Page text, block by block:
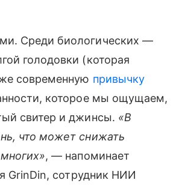
Среди биологических —
голодовки (которая
современную привычку
которое мы ощущаем,
свитер и джинсы. «В
что может снижать
, — напоминает
GrinDin, сотрудник НИИ